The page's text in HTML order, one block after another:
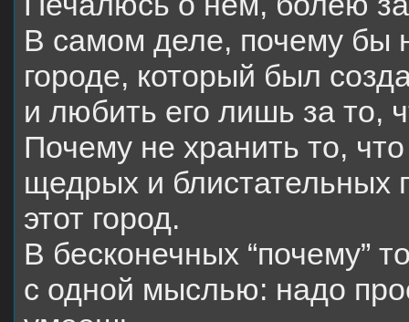
В самом деле, почему бы
городе, который был
и любить его лишь за то,
Почему не хранить то,
щедрых и блистательных
этот город.
В бесконечных “почему”
с одной мыслью: надо